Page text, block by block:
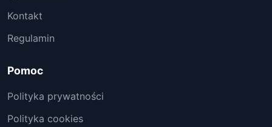
Kontakt
Regulamin
Pomoc
Polityka prywatności
Polityka cookies